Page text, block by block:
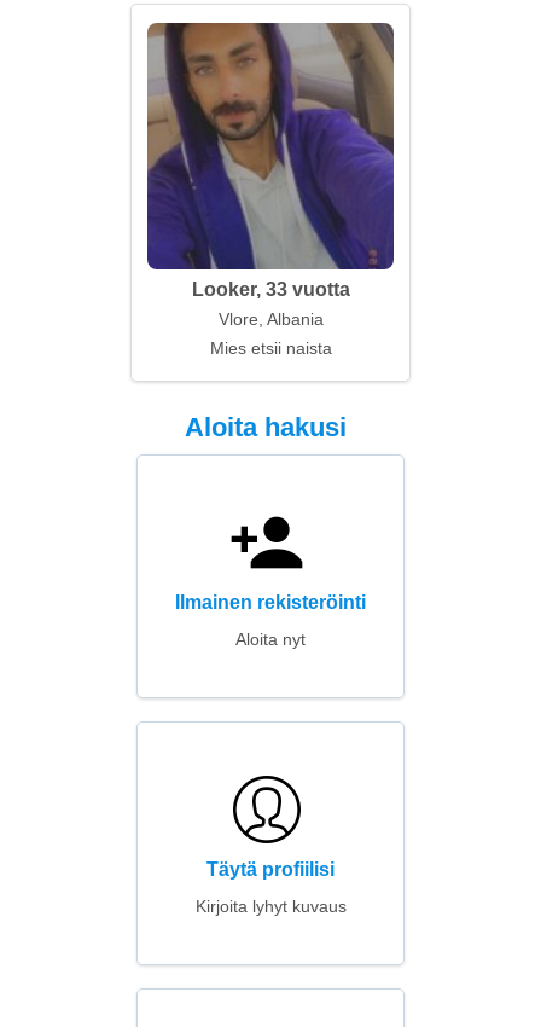
Looker, 33 vuotta
Vlore, Albania
Mies etsii naista
Aloita hakusi
Ilmainen rekisteröinti
Aloita nyt
Täytä profiilisi
Kirjoita lyhyt kuvaus